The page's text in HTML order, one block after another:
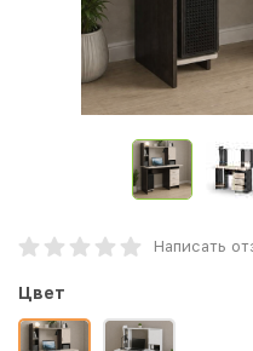
Написать
Цвет